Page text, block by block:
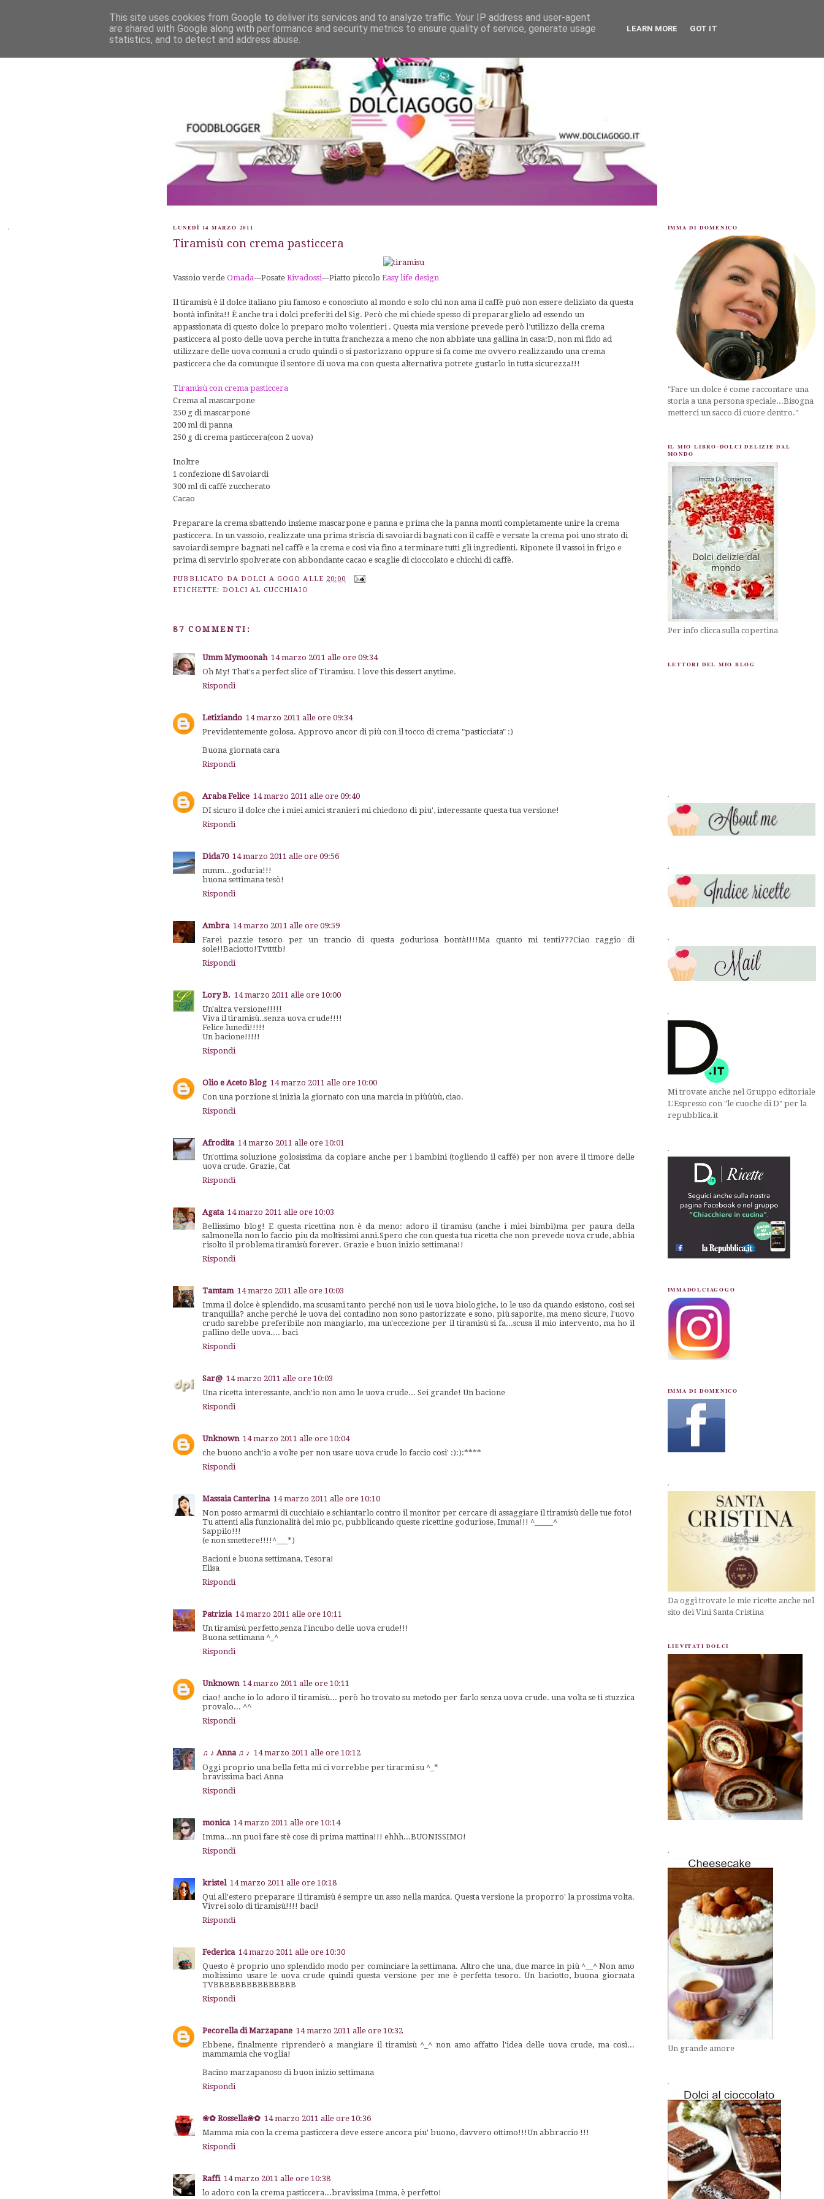
. LUNEDÌ 14 MARZO 2011
Tiramisù con crema pasticcera
Vassoio verde Omada---PosateRivadossi---Piatto piccoloEasy life design
Il tiramisù è il dolce italiano piu famoso e conosciuto al mondo e solo chi non ama il caffè può non essere deliziato da questa
bontà infinita!! È anche tra i dolci preferiti del Sig. Però che mi chiede spesso di prepararglielo ad essendo un
appassionata di questo dolce lo preparo molto volentieri . Questa mia versione prevede però l’utilizzo della crema
pasticcera al posto delle uova perche in tutta franchezza a meno che non abbiate una gallina in casa:D, non mi fido ad
utilizzare delle uova comuni a crudo quindi o si pastorizzano oppure si fa come me ovvero realizzando una crema
pasticcera che da comunque il sentore di uova ma con questa alternativa potrete gustarlo in tutta sicurezza!!!
Tiramisù con crema pasticcera
Crema al mascarpone
250 g di mascarpone
200 ml di panna
250 g di crema pasticcera(con 2 uova)
Inoltre
1 confezione di Savoiardi
300 ml di caffè zuccherato
Cacao
Preparare la crema sbattendo insieme mascarpone e panna e prima che la panna monti completamente unire la crema
pasticcera. In un vassoio, realizzate una prima striscia di savoiardi bagnati con il caffè e versate la crema poi uno strato di
savoiardi sempre bagnati nel caffè e la crema e cosi via fino a terminare tutti gli ingredienti. Riponete il vassoi in frigo e
prima di servirlo spolverate con abbondante cacao e scaglie di cioccolato e chicchi di caffè.
PUBBLICATO DA DOLCI A GOGO ALLE 20:00
ETICHETTE: DOLCI AL CUCCHIAIO
87 COMMENTI:
Umm Mymoonah 14 marzo 2011 alle ore 09:34
Oh My! That's a perfect slice of Tiramisu. I love this dessert anytime.
Rispondi
Letiziando 14 marzo 2011 alle ore 09:34
Previdentemente golosa. Approvo ancor di più con il tocco di crema "pasticciata" :)
Buona giornata cara
Rispondi
Araba Felice 14 marzo 2011 alle ore 09:40
DI sicuro il dolce che i miei amici stranieri mi chiedono di piu', interessante questa tua versione!
Rispondi
Dida70 14 marzo 2011 alle ore 09:56
mmm...goduria!!!
buona settimana tesò!
Rispondi
Ambra 14 marzo 2011 alle ore 09:59
Farei pazzie tesoro per un trancio di questa goduriosa bontà!!!!Ma quanto mi tenti???Ciao raggio di
sole!!Baciotto!Tvttttb!
Rispondi
Lory B. 14 marzo 2011 alle ore 10:00
Un'altra versione!!!!!
Viva il tiramisù..senza uova crude!!!!
Felice lunedì!!!!!
Un bacione!!!!!
Rispondi
Olio e Aceto Blog 14 marzo 2011 alle ore 10:00
Con una porzione si inizia la giornato con una marcia in piùùùù, ciao.
Rispondi
Afrodita 14 marzo 2011 alle ore 10:01
Un'ottima soluzione golosissima da copiare anche per i bambini (togliendo il caffé) per non avere il timore delle
uova crude. Grazie, Cat
Rispondi
Agata 14 marzo 2011 alle ore 10:03
Bellissimo blog! E questa ricettina non è da meno: adoro il tiramisu (anche i miei bimbi)ma per paura della
salmonella non lo faccio piu da moltissimi anni.Spero che con questa tua ricetta che non prevede uova crude, abbia
risolto il problema tiramisù forever. Grazie e buon inizio settimana!!
Rispondi
Tamtam 14 marzo 2011 alle ore 10:03
Imma il dolce è splendido, ma scusami tanto perché non usi le uova biologiche, io le uso da quando esistono, così sei
tranquilla? anche perché le uova del contadino non sono pastorizzate e sono, più saporite, ma meno sicure, l'uovo
crudo sarebbe preferibile non mangiarlo, ma un'eccezione per il tiramisù si fa...scusa il mio intervento, ma ho il
pallino delle uova.... baci
Rispondi
Sar@ 14 marzo 2011 alle ore 10:03
Una ricetta interessante, anch'io non amo le uova crude... Sei grande! Un bacione
Rispondi
Unknown 14 marzo 2011 alle ore 10:04
che buono anch'io a volte per non usare uova crude lo faccio cosi' :):):****
Rispondi
Massaia Canterina 14 marzo 2011 alle ore 10:10
Non posso armarmi di cucchiaio e schiantarlo contro il monitor per cercare di assaggiare il tiramisù delle tue foto!
Tu attenti alla funzionalità del mio pc, pubblicando queste ricettine goduriose, Imma!!! ^_____^
Sappilo!!!
(e non smettere!!!!^___*)
Bacioni e buona settimana, Tesora!
Elisa
Rispondi
Patrizia 14 marzo 2011 alle ore 10:11
Un tiramisù perfetto,senza l'incubo delle uova crude!!!
Buona settimana ^_^
Rispondi
Unknown 14 marzo 2011 alle ore 10:11
ciao! anche io lo adoro il tiramisù... però ho trovato su metodo per farlo senza uova crude. una volta se ti stuzzica
provalo... ^^
Rispondi
♫ ♪ Anna ♫ ♪ 14 marzo 2011 alle ore 10:12
Oggi proprio una bella fetta mi ci vorrebbe per tirarmi su ^_*
bravissima baci Anna
Rispondi
monica 14 marzo 2011 alle ore 10:14
Imma...nn puoi fare stè cose di prima mattina!!! ehhh...BUONISSIMO!
Rispondi
kristel 14 marzo 2011 alle ore 10:18
Qui all'estero preparare il tiramisù é sempre un asso nella manica. Questa versione la proporro' la prossima volta.
Vivrei solo di tiramisù!!!! baci!
Rispondi
Federica 14 marzo 2011 alle ore 10:30
Questo è proprio uno splendido modo per cominciare la settimana. Altro che una, due marce in più ^__^ Non amo
moltissimo usare le uova crude quindi questa versione per me è perfetta tesoro. Un baciotto, buona giornata
TVBBBBBBBBBBBBBBB
Rispondi
Pecorella di Marzapane 14 marzo 2011 alle ore 10:32
Ebbene, finalmente riprenderò a mangiare il tiramisù ^_^ non amo affatto l'idea delle uova crude, ma così...
mammamia che voglia!
Bacino marzapanoso di buon inizio settimana
Rispondi
❀✿ Rossella❀✿ 14 marzo 2011 alle ore 10:36
Mamma mia con la crema pasticcera deve essere ancora piu' buono, davvero ottimo!!!Un abbraccio !!!
Rispondi
Raffi 14 marzo 2011 alle ore 10:38
lo adoro con la crema pasticcera...bravissima Imma, è perfetto!
IMMA DI DOMENICO
"Fare un dolce é come raccontare una
storia a una persona speciale...Bisogna
metterci un sacco di cuore dentro."
IL MIO LIBRO-DOLCI DELIZIE DAL
MONDO
Per info clicca sulla copertina
LETTORI DEL MIO BLOG
.
.
.
.
Mi trovate anche nel Gruppo editoriale
L'Espresso con "le cuoche di D" per la
repubblica.it
.
IMMADOLCIAGOGO
IMMA DI DOMENICO
.
Da oggi trovate le mie ricette anche nel
sito dei Vini Santa Cristina
LIEVITATI DOLCI
.
Un grande amore
.
This site uses cookies from Google to deliver its services and to analyze traffic. Your IP address and user-agent
are shared with Google along with performance and security metrics to ensure quality of service, generate usage
statistics, and to detect and address abuse.
LEARN MORE GOT IT